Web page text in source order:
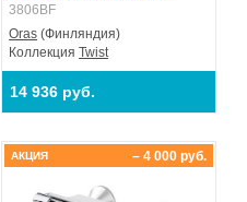
3806BF
Oras (Финляндия)
КоллекцияTwist
14 936 руб.
– 4 000 руб.
АКЦИЯ